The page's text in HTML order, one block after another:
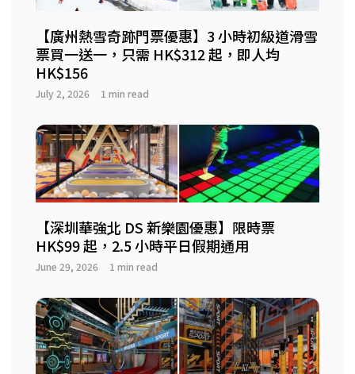
【廣州熱雪奇跡門票優惠】3 小時初級道滑雪
票買一送一，只需 HK$312 起，即人均
HK$156
July 2, 2026 1 min read
【深圳華強北 DS 新樂園優惠】限時票
HK$99 起，2.5 小時平日假期通用
June 29, 2026 1 min read